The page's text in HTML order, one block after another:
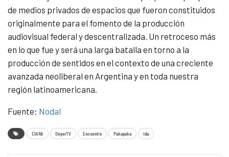
de medios privados de espacios que fueron constituidos
originalmente para el fomento de la producción
audiovisual federal y descentralizada. Un retroceso más
en lo que fue y será una larga batalla en torno a la
producción de sentidos en el contexto de una creciente
avanzada neoliberal en Argentina y en toda nuestra
región latinoamericana.
Fuente: Nodal
CIARA DeporTV Encuentro Pakapaka tda